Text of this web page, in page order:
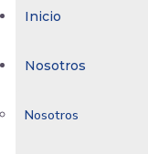
Inicio
Nosotros
Nosotros